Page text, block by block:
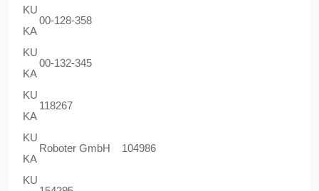
KU
KA
00-128-358
KU
KA
00-132-345
KU
KA
118267
KU
KA
Roboter GmbH 104986
KU